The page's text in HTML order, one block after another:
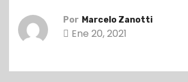
Por Marcelo Zanotti
Ene 20, 2021